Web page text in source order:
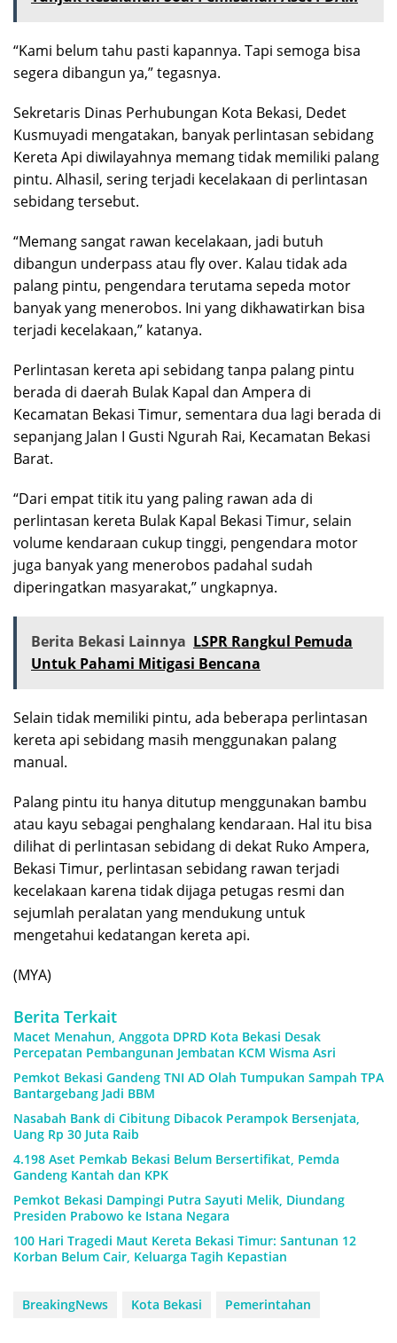
“Kami belum tahu pasti kapannya. Tapi semoga bisa
segera dibangun ya,” tegasnya.
Sekretaris Dinas Perhubungan Kota Bekasi, Dedet
Kusmuyadi mengatakan, banyak perlintasan sebidang
Kereta Api diwilayahnya memang tidak memiliki palang
pintu. Alhasil, sering terjadi kecelakaan di perlintasan
sebidang tersebut.
“Memang sangat rawan kecelakaan, jadi butuh
dibangun underpass atau fly over. Kalau tidak ada
palang pintu, pengendara terutama sepeda motor
banyak yang menerobos. Ini yang dikhawatirkan bisa
terjadi kecelakaan,” katanya.
Perlintasan kereta api sebidang tanpa palang pintu
berada di daerah Bulak Kapal dan Ampera di
Kecamatan Bekasi Timur, sementara dua lagi berada di
sepanjang Jalan I Gusti Ngurah Rai, Kecamatan Bekasi
Barat.
“Dari empat titik itu yang paling rawan ada di
perlintasan kereta Bulak Kapal Bekasi Timur, selain
volume kendaraan cukup tinggi, pengendara motor
juga banyak yang menerobos padahal sudah
diperingatkan masyarakat,” ungkapnya.
Berita Bekasi Lainnya LSPR Rangkul Pemuda
Untuk Pahami Mitigasi Bencana
Selain tidak memiliki pintu, ada beberapa perlintasan
kereta api sebidang masih menggunakan palang
manual.
Palang pintu itu hanya ditutup menggunakan bambu
atau kayu sebagai penghalang kendaraan. Hal itu bisa
dilihat di perlintasan sebidang di dekat Ruko Ampera,
Bekasi Timur, perlintasan sebidang rawan terjadi
kecelakaan karena tidak dijaga petugas resmi dan
sejumlah peralatan yang mendukung untuk
mengetahui kedatangan kereta api.
(MYA)
Berita Terkait
Macet Menahun, Anggota DPRD Kota Bekasi Desak
Percepatan Pembangunan Jembatan KCM Wisma Asri
Pemkot Bekasi Gandeng TNI AD Olah Tumpukan Sampah TPA
Bantargebang Jadi BBM
Nasabah Bank di Cibitung Dibacok Perampok Bersenjata,
Uang Rp 30 Juta Raib
4.198 Aset Pemkab Bekasi Belum Bersertifikat, Pemda
Gandeng Kantah dan KPK
Pemkot Bekasi Dampingi Putra Sayuti Melik, Diundang
Presiden Prabowo ke Istana Negara
100 Hari Tragedi Maut Kereta Bekasi Timur: Santunan 12
Korban Belum Cair, Keluarga Tagih Kepastian
BreakingNews Kota Bekasi Pemerintahan